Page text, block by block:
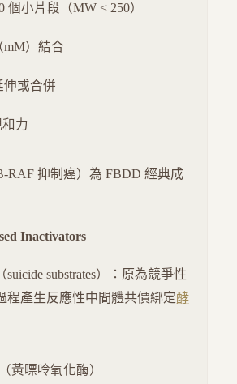
個小片段（MW < 250）
）結合
伸或合併
力
RAF 抑制癌）為 FBDD 經典成
Inactivators
suicide substrates）：原為競爭性
程產生反應性中間體共價綁定酵
黃嘌呤氧化酶）